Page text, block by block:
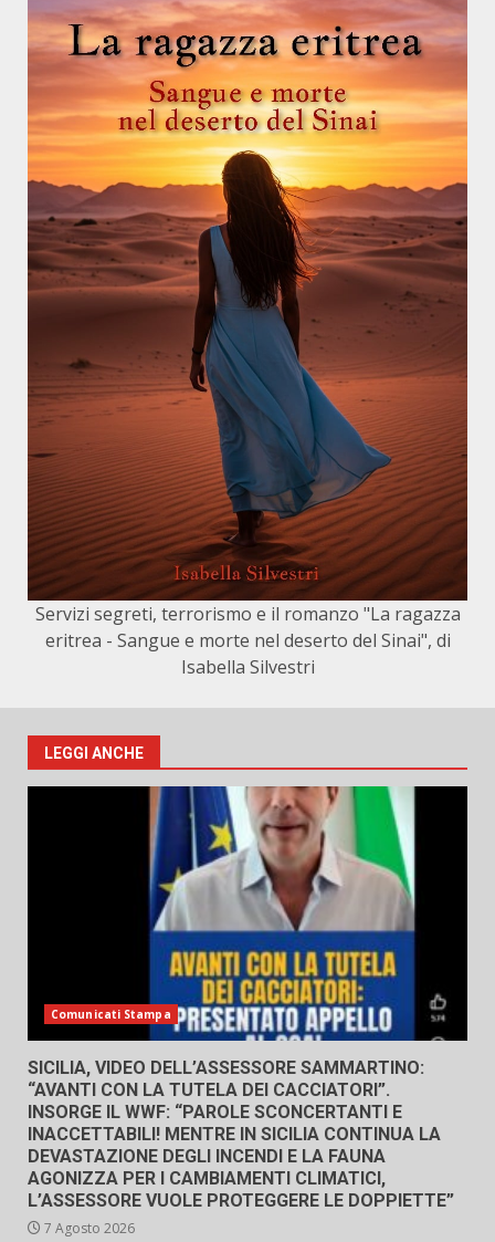
Servizi segreti, terrorismo e il romanzo "La ragazza
eritrea - Sangue e morte nel deserto del Sinai", di
Isabella Silvestri
LEGGI ANCHE
Comunicati Stampa
SICILIA, VIDEO DELL’ASSESSORE SAMMARTINO:
“AVANTI CON LA TUTELA DEI CACCIATORI”.
INSORGE IL WWF: “PAROLE SCONCERTANTI E
INACCETTABILI! MENTRE IN SICILIA CONTINUA LA
DEVASTAZIONE DEGLI INCENDI E LA FAUNA
AGONIZZA PER I CAMBIAMENTI CLIMATICI,
L’ASSESSORE VUOLE PROTEGGERE LE DOPPIETTE”
7 Agosto 2026